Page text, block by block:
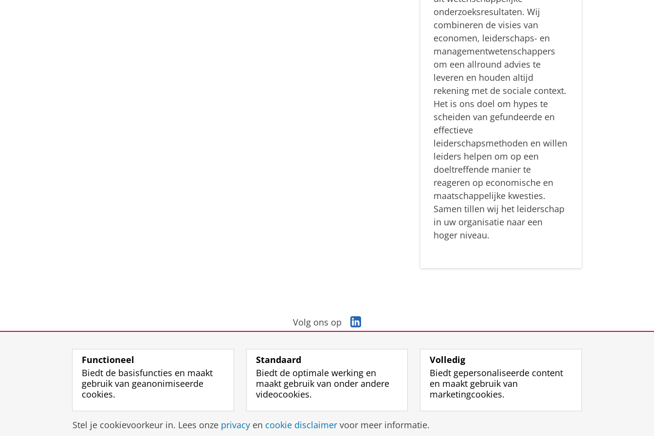
onderzoeksresultaten. Wij
combineren de visies van
economen, leiderschaps- en
managementwetenschappers
om een allround advies te
leveren en houden altijd
rekening met de sociale context.
Het is ons doel om hypes te
scheiden van gefundeerde en
effectieve
leiderschapsmethoden en willen
leiders helpen om op een
doeltreffende manier te
reageren op economische en
maatschappelijke kwesties.
Samen tillen wij het leiderschap
in uw organisatie naar een
hoger niveau.
Volg ons op
i
d
I
a
Disclaimer & Copyright Privacy Cookies Inloggen
Functioneel
Biedt de basisfuncties en maakt
gebruik van geanonimiseerde
cookies.
Standaard
Biedt de optimale werking en
maakt gebruik van onder andere
videocookies.
Volledig
Biedt gepersonaliseerde content
en maakt gebruik van
marketingcookies.
Stel je cookievoorkeur in. Lees onze privacy en cookie disclaimer voor meer informatie.